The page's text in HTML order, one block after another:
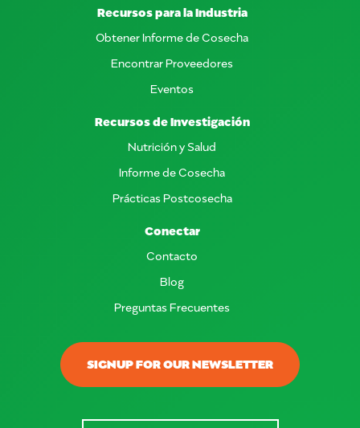
SIGNUP FOR OUR NEWSLETTER
Recursos para la Industria
Obtener Informe de Cosecha
Encontrar Proveedores
Eventos
Recursos de Investigación
Nutrición y Salud
Informe de Cosecha
Prácticas Postcosecha
Conectar
Contacto
Blog
Preguntas Frecuentes